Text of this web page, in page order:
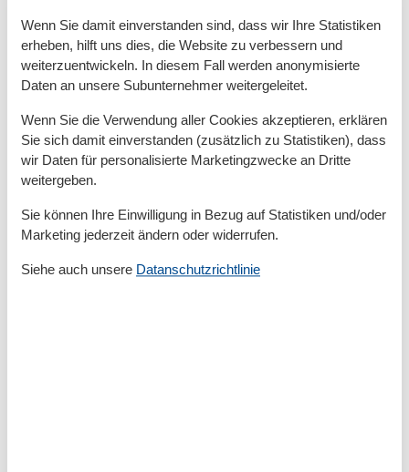
Teller
Toaster
Wasserkocher
Anzahl der Fernseher
1
Betten
4
Bluray
Bügelbrett
Doppelbetten
1
DVD
Esstisch
Wenn Sie damit einverstanden sind, dass wir Ihre Statistiken
erheben, hilft uns dies, die Website zu verbessern und
weiterzuentwickeln. In diesem Fall werden anonymisierte
Daten an unsere Subunternehmer weitergeleitet.
Wenn Sie die Verwendung aller Cookies akzeptieren, erklären
Sie sich damit einverstanden (zusätzlich zu Statistiken), dass
wir Daten für personalisierte Marketingzwecke an Dritte
weitergeben.
Sie können Ihre Einwilligung in Bezug auf Statistiken und/oder
Marketing jederzeit ändern oder widerrufen.
Siehe auch unsere Datanschutzrichtlinie